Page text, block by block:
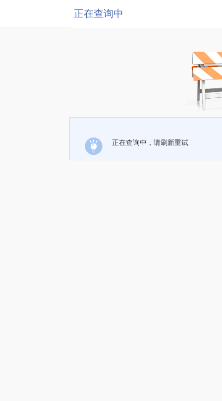
正在查询中
正在查询中，请刷新重试